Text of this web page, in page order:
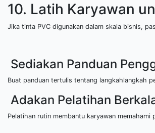
10. Latih Karyawan
Jika tinta PVC digunakan dalam skala bisnis,
Sediakan Panduan
Buat panduan tertulis tentang langkahlangkah
Adakan Pelatihan
Pelatihan rutin membantu karyawan